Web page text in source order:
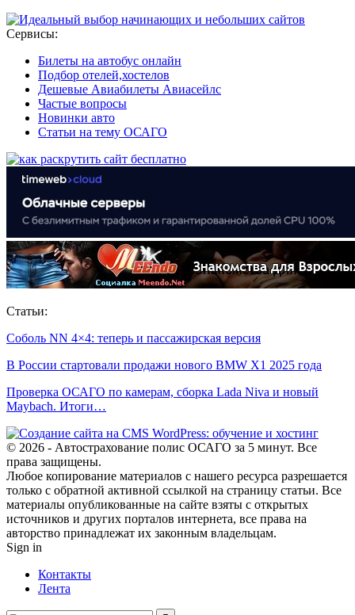
Сервисы:
Билеты на автобус онлайн
Подбор отелей,хостелов
Дешевые Авиабилеты Авиасейлс
Частые вопросы
Новинки авто
Статьи на тему ОСАГО
Статьи:
Соболь NN 4×4: теперь и пассажирская версия
В России стартовали продажи нового BMW X1 2025 года
Проверка ОСАГО по камерам, сборка Lada Niva и новый
Maybach. Итоги…
© 2026 - Автострахование полис ОСАГО за 5 минут. Все
права защищены.
Любое копирование материалов с нашего ресурса разрешается
только с обратной активной ссылкой на страницу статьи. Все
материалы опубликованные на сайте взяты с открытых
источников и других порталов интернета, все права на
авторство принадлежат их законным владельцам.
Sign in
Контакты
Лента